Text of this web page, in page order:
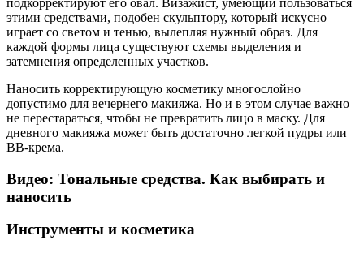
этими средствами, подобен скульптору, который искусно
играет со светом и тенью, вылепляя нужный образ. Для
каждой формы лица существуют схемы выделения и
затемнения определенных участков.
Наносить корректирующую косметику многослойно
допустимо для вечернего макияжа. Но и в этом случае важно
не перестараться, чтобы не превратить лицо в маску. Для
дневного макияжа может быть достаточно легкой пудры или
ВВ-крема.
Видео: Тональные средства. Как выбирать и
наносить
Инструменты и косметика